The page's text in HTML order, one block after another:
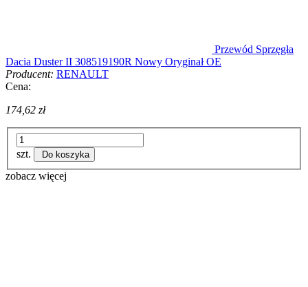
Przewód Sprzęgła
Dacia Duster II 308519190R Nowy Oryginał OE
Producent: RENAULT
Cena:
174,62 zł
szt. Do koszyka
zobacz więcej